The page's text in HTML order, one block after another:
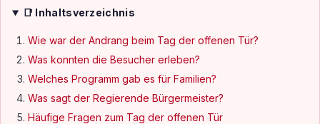
📑 Inhaltsverzeichnis
Wie war der Andrang beim Tag der offenen Tür?
Was konnten die Besucher erleben?
Welches Programm gab es für Familien?
Was sagt der Regierende Bürgermeister?
Häufige Fragen zum Tag der offenen Tür